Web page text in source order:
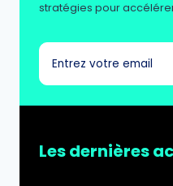
stratégies pour
Les dernières